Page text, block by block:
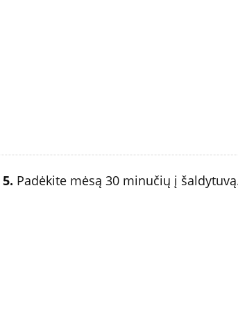
5. Padėkite mėsą 30 minučių į